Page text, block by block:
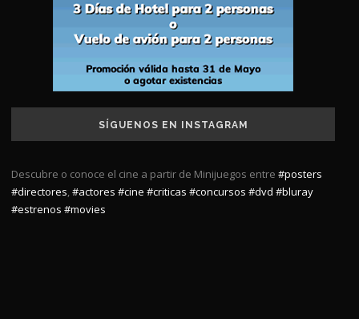
SÍGUENOS EN INSTAGRAM
Descubre o conoce el cine a partir de Minijuegos entre #posters
#directores,#actores #cine #criticas #concursos #dvd #bluray
#estrenos #movies